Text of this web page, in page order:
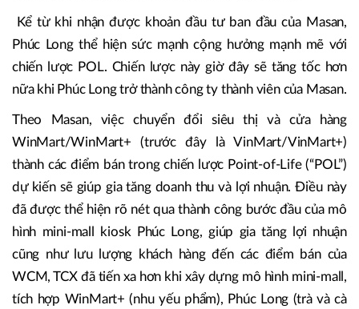
Kể từ khi nhận được khoản đầu tư ban đầu của Masan,
Phúc Long thể hiện sức mạnh cộng hưởng mạnh mẽ với
chiến lược POL. Chiến lược này giờ đây sẽ tăng tốc hơn
nữa khi Phúc Long trở thành công ty thành viên của Masan.
Theo Masan, việc chuyển đổi siêu thị và cửa hàng
WinMart/WinMart+ (trước đây là VinMart/VinMart+)
thành các điểm bán trong chiến lược Point-of-Life (“POL”)
dự kiến sẽ giúp gia tăng doanh thu và lợi nhuận. Điều này
đã được thể hiện rõ nét qua thành công bước đầu của mô
hình mini-mall kiosk Phúc Long, giúp gia tăng lợi nhuận
cũng như lưu lượng khách hàng đến các điểm bán của
WCM, TCX đã tiến xa hơn khi xây dựng mô hình mini-mall,
tích hợp WinMart+ (nhu yếu phẩm), Phúc Long (trà và cà